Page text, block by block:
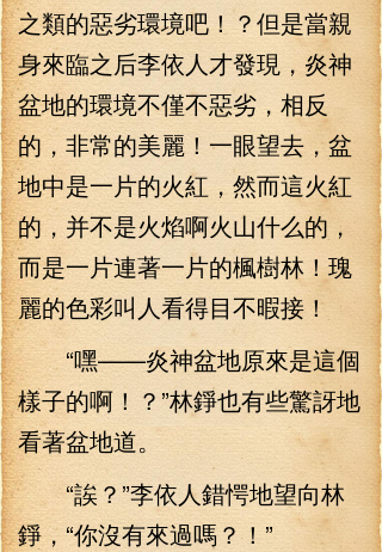
之類的惡劣環境吧！？但是當親
身來臨之后李依人才發現，炎神
盆地的環境不僅不惡劣，相反
的，非常的美麗！一眼望去，盆
地中是一片的火紅，然而這火紅
的，并不是火焰啊火山什么的，
而是一片連著一片的楓樹林！瑰
麗的色彩叫人看得目不暇接！
“嘿——炎神盆地原來是這個
樣子的啊！？”林錚也有些驚訝地
看著盆地道。
“誒？”李依人錯愕地望向林
錚，“你沒有來過嗎？！”